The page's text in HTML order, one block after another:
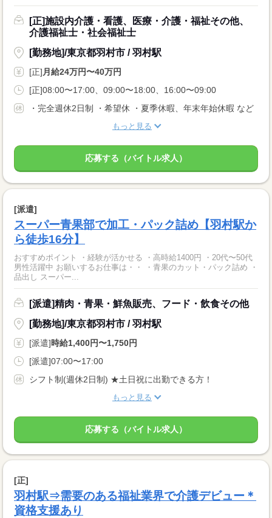
[正]施設内介護・看護、医療・介護・福祉その他、
介護福祉士・社会福祉士
[勤務地]/東京都羽村市 / 羽村駅
[正]月給24万円〜40万円
[正]08:00〜17:00、09:00〜18:00、16:00〜09:00
・完全週休2日制 ・希望休 ・夏季休暇、年末年始休暇 など
もっと見る
応募する（バイトル求人）
[派遣]
スーパー青果部で加工・パック詰め【羽村駅か
ら徒歩16分】
おすすめポイント ・経験が活かせる ・高時給1400円 ・20代〜50代
男性活躍中 お願いするお仕事は・・ ・青果のカット・パック詰め ・
品出し スーパー...
[派遣]精肉・青果・鮮魚販売、フード・飲食その他
[勤務地]/東京都羽村市 / 羽村駅
[派遣]時給1,400円〜1,750円
[派遣]07:00〜17:00
シフト制(週休2日制) ★土日祝に出勤できる方！
もっと見る
応募する（バイトル求人）
[正]
羽村駅⇒需要のある福祉業界で介護デビュー＊
資格支援あり